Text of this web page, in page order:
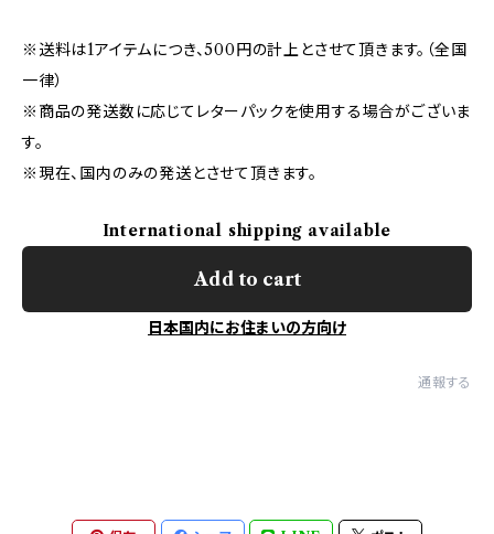
※送料は1アイテムにつき、500円の計上とさせて頂きます。（全国
一律）
※商品の発送数に応じてレターパックを使用する場合がございま
す。
※現在、国内のみの発送とさせて頂きます。
International shipping available
Add to cart
日本国内にお住まいの方向け
通報する